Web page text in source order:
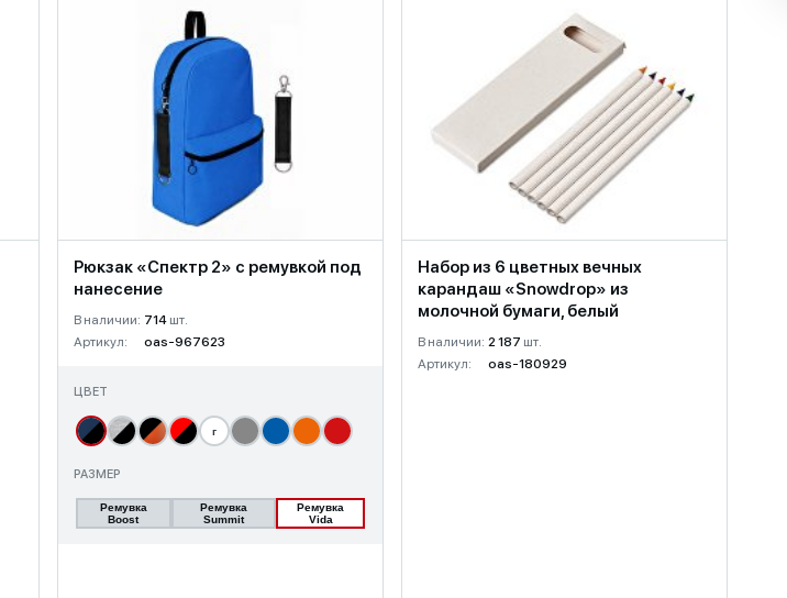
Рюкзак «Спектр 2» с ремувкой под
нанесение
В наличии: 714 шт.
Артикул:
oas-967623
ЦВЕТ
г
РАЗМЕР
Ремувка
Boost
Ремувка
Summit
Ремувка
Vida
Набор из 6 цветных вечных
карандаш «Snowdrop» из
молочной бумаги, белый
В наличии: 2 187 шт.
Артикул:
oas-180929